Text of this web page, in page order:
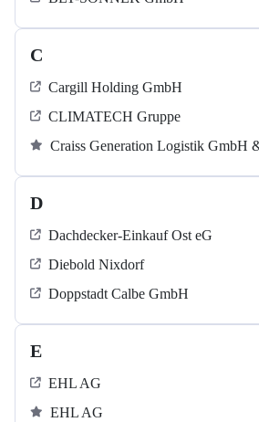
C
Cargill Holding GmbH
CLIMATECH Gruppe
Craiss Generation Logistik GmbH
D
Dachdecker-Einkauf Ost eG
Diebold Nixdorf
Doppstadt Calbe GmbH
E
EHL AG
EHL AG